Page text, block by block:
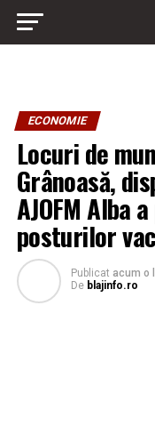
ECONOMIE
Locuri de
Grânoasă,
AJOFM Alba
posturilor
Publicat acum o
De blajinfo.ro